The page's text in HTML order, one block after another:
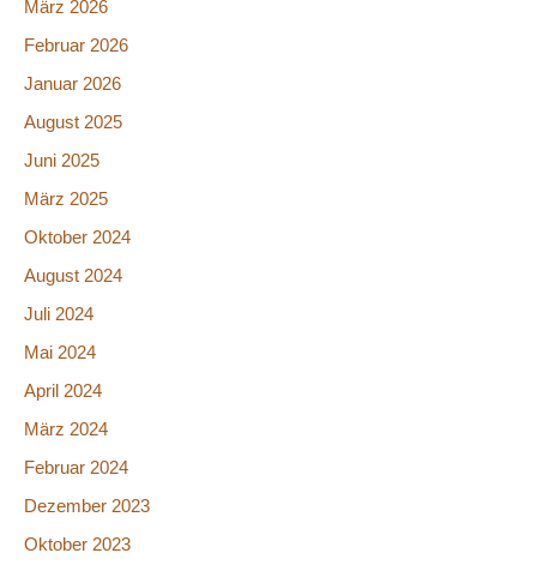
März 2026
Februar 2026
Januar 2026
August 2025
Juni 2025
März 2025
Oktober 2024
August 2024
Juli 2024
Mai 2024
April 2024
März 2024
Februar 2024
Dezember 2023
Oktober 2023